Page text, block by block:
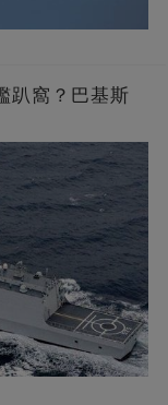
趴窩？巴基斯